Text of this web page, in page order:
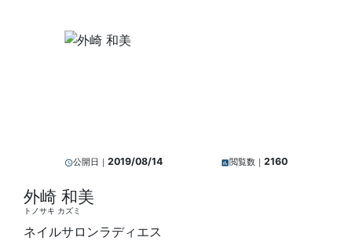
query_builder公開日｜2019/08/14 insert_chart閲覧数｜ 2160
外崎 和美
トノサキ カズミ
ネイルサロンラディエス